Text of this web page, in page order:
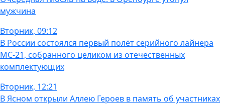
мужчина
Вторник, 09:12
В России состоялся первый полёт серийного лайнера
МС-21, собранного целиком из отечественных
комплектующих
Вторник, 12:21
В Ясном открыли Аллею Героев в память об участниках